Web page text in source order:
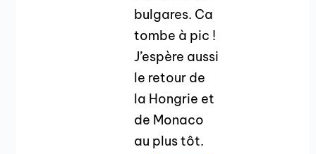
bulgares. Ca
tombe à pic !
J’espère aussi
le retour de
la Hongrie et
de Monaco
au plus tôt.